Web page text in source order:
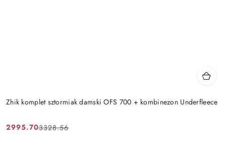
Zhik komplet sztormiak damski OFS 700 + kombinezon Underfleece
Cena
2995.70
Cena
3328.56